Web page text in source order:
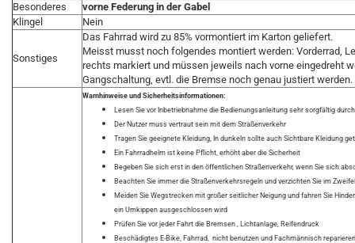
Besonderes
vorne Federung in der Gabel
Klingel
Nein
Sonstiges
Das Fahrrad wird zu 85% vormontiert im Karton geliefert.
Meisst musst noch folgendes montiert werden: Vorderrad,
rechts markiert und müssen jeweils nach vorne eingedreht
Gangschaltung, evtl. die Bremse noch genau justiert werden.
Warnhinweise und Sicherheitsinformationen:
Lesen Sie vor Inbetriebnahme die Bedienungsanleitung sehr sorgfältig durch
Der Nutzer muss vertraut sein mit dem Straßenverkehr
Tragen Sie geeignete Kleidung, In dunkeln sollte auch Sichtbare Kleidung
Ein Fahrradhelm ist keine Pflicht, erhöht aber die Sicherheit
Begeben Sie sich erst in den öffentlichen Straßenverkehr, wenn Sie sich
Beachten Sie immer die Straßenverkehrsregeln und verzichten Sie im
Meiden Sie Wegstrecken mit großer seitlicher Neigung und fahren Sie
ein Umkippen ausgeschlossen wird
Prüfen Sie vor jeder Fahrt die Bremsen , Lichtanlage, Reifendruck
Beschädigtes E-Bike, Fahrrad, nicht benutzen und Fachmännisch